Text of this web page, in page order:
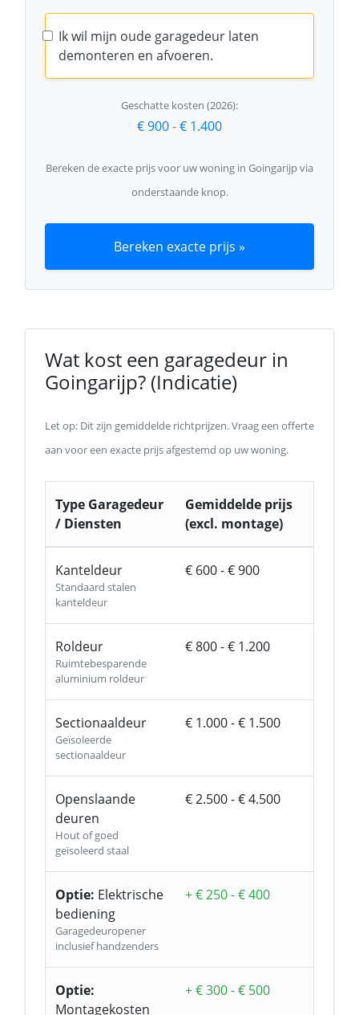
Ik wil mijn oude garagedeur laten
demonteren en afvoeren.
Geschatte kosten (2026):
€ 900-€ 1.400
Bereken de exacte prijs voor uw woning in Goingarijp via
onderstaande knop.
Bereken exacte prijs »
Wat kost een garagedeur in
Goingarijp? (Indicatie)
Let op: Dit zijn gemiddelde richtprijzen. Vraag een offerte
aan voor een exacte prijs afgestemd op uw woning.
Type Garagedeur
/ Diensten
Gemiddelde prijs
(excl. montage)
Kanteldeur
Standaard stalen
kanteldeur
€ 600 - € 900
Roldeur
Ruimtebesparende
aluminium roldeur
€ 800 - € 1.200
Sectionaaldeur
Geïsoleerde
sectionaaldeur
€ 1.000 - € 1.500
Openslaande
deuren
Hout of goed
geïsoleerd staal
€ 2.500 - € 4.500
Optie: Elektrische
bediening
Garagedeuropener
inclusief handzenders
+ € 250 - € 400
Optie:
Montagekosten
+ € 300 - € 500